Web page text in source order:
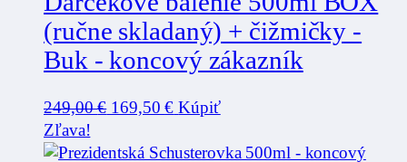
(ručne skladaný) + čižmičky -
Buk - koncový zákazník
249,00€ Pôvodná
bola:
169,50€Aktuálna
je:
Kúpiť
Zľava!